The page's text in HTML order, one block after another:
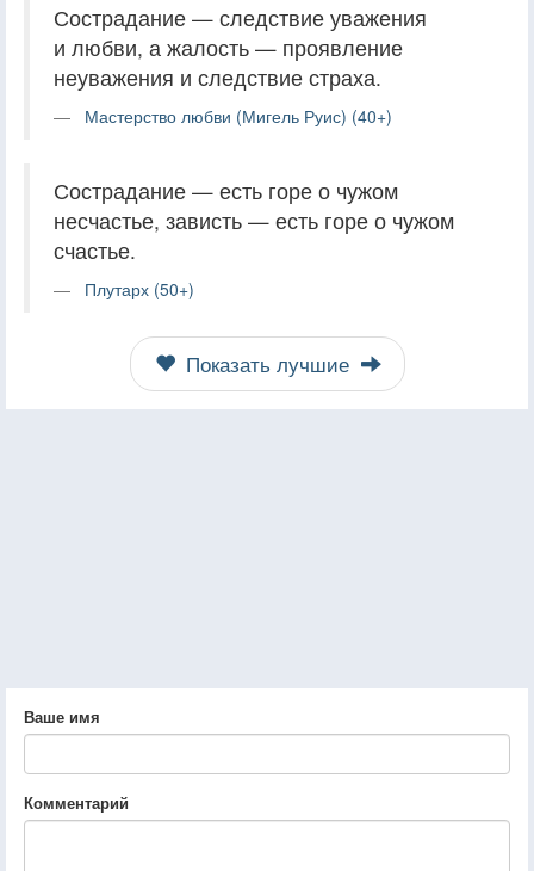
Сострадание — следствие уважения
и любви, а жалость — проявление
неуважения и следствие страха.
Мастерство любви (Мигель Руис) (40+)
Сострадание — есть горе о чужом
несчастье, зависть — есть горе о чужом
счастье.
Плутарх (50+)
Показать лучшие
Ваше имя
Комментарий